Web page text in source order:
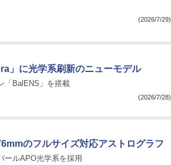
(2026/7/29)
」に光学系刷新のニューモデル
「BalENS」を搭載
(2026/7/28)
のフルサイズ対応アストログラフ
ールAPO光学系を採用